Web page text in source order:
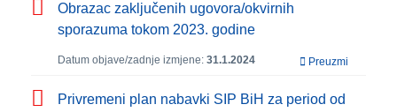
Obrazac zaključenih ugovora/okvirnih
sporazuma tokom 2023. godine
Datum objave/zadnje izmjene: 31.1.2024 Preuzmi
Privremeni plan nabavki SIP BiH za period od